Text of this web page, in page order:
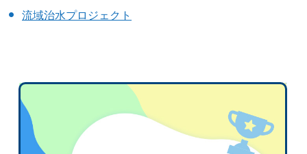
流域治水プロジェクト